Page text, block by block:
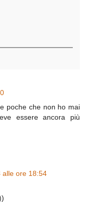
poche che non ho mai
essere ancora più
alle ore 18:54